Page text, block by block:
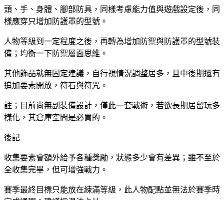
頭、手、身體、腳部防具，同樣考慮能力值與遊戲設定後，同
樣應穿只增加防護罩的型號。
人物等級到一定程度之後，再轉為增加防禦與防護罩的型號裝
備；均衡一下防禦層面思維。
其他飾品就無固定建議，自行視情況調整居多，且中後期還有
追加要素開放，符石與符咒。
註；目前尚無副裝備設計，僅此一套戰術，若欲長期居留玩多
樣化，其倉庫空間是必買的。
後記
收集要素會額外給予各種獎勵，狀態多少會有差異；雖不至於
全收集完畢，但可增強戰力。
賽季最終目標只能放在練滿等級，此人物配點並無法於賽季時